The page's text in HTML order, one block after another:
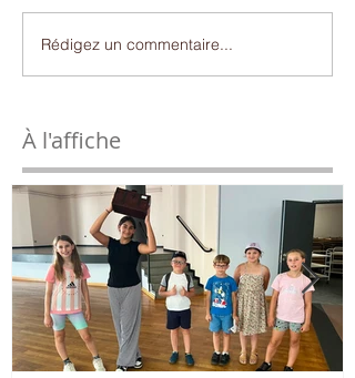
Rédigez un commentaire...
À l'affiche